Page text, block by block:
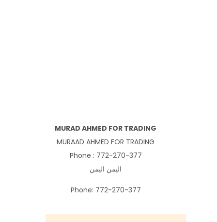
MURAD AHMED FOR TRADING
MURAAD AHMED FOR TRADING
Phone : 772-270-377
اليمن اليمن
Phone: 772-270-377